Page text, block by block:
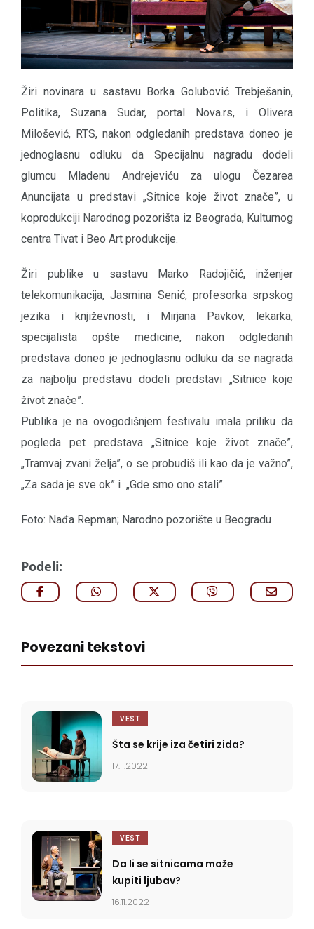
Žiri novinara u sastavu Borka Golubović Trebješanin,
Politika, Suzana Sudar, portal Nova.rs, i Olivera
Milošević, RTS, nakon odgledanih predstava doneo je
jednoglasnu odluku da Specijalnu nagradu dodeli
glumcu Mladenu Andrejeviću za ulogu Čezarea
Anuncijata u predstavi „Sitnice koje život znače”, u
koprodukciji Narodnog pozorišta iz Beograda, Kulturnog
centra Tivat i Beo Art produkcije.
Žiri publike u sastavu Marko Radojičić, inženjer
telekomunikacija, Jasmina Senić, profesorka srpskog
jezika i književnosti, i Mirjana Pavkov, lekarka,
specijalista opšte medicine, nakon odgledanih
predstava doneo je jednoglasnu odluku da se nagrada
za najbolju predstavu dodeli predstavi „Sitnice koje
život znače”.
Publika je na ovogodišnjem festivalu imala priliku da
pogleda pet predstava „Sitnice koje život znače”,
„Tramvaj zvani želja”, o se probudiš ili kao da je važno”,
„Za sada je sve ok” i „Gde smo ono stali”.
Foto: Nađa Repman; Narodno pozorište u Beogradu
Podeli:
Povezani tekstovi
VEST
Šta se krije iza četiri zida?
17.11.2022
VEST
Da li se sitnicama može
kupiti ljubav?
16.11.2022